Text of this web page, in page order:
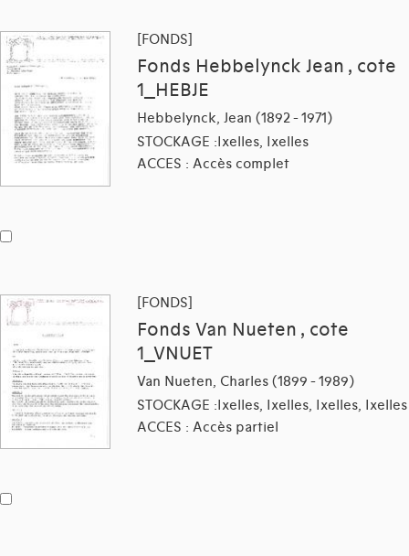
[FONDS]
Fonds Hebbelynck Jean , cote
1_HEBJE
Hebbelynck, Jean (1892 - 1971)
STOCKAGE :Ixelles, Ixelles
ACCES : Accès complet
[FONDS]
Fonds Van Nueten , cote
1_VNUET
Van Nueten, Charles (1899 - 1989)
STOCKAGE :Ixelles, Ixelles, Ixelles, Ixelles
ACCES : Accès partiel